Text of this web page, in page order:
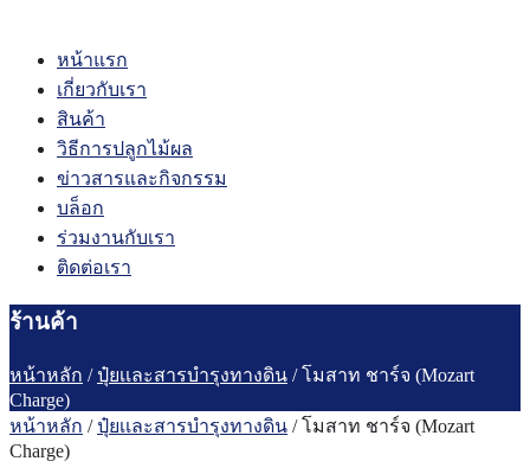
หน้าแรก
เกี่ยวกับเรา
สินค้า
วิธีการปลูกไม้ผล
ข่าวสารและกิจกรรม
บล็อก
ร่วมงานกับเรา
ติดต่อเรา
ร้านค้า
หน้าหลัก /ปุ๋ยเเละสารบำรุงทางดิน / โมสาท ชาร์จ (Mozart
Charge)
หน้าหลัก /ปุ๋ยเเละสารบำรุงทางดิน / โมสาท ชาร์จ (Mozart
Charge)